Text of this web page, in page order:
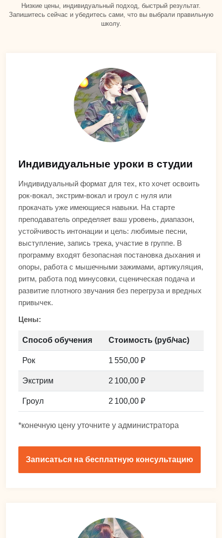
Низкие цены, индивидуальный подход, быстрый результат.
Запишитесь сейчас и убедитесь сами, что вы выбрали правильную
школу.
Индивидуальные уроки в студии
Индивидуальный формат для тех, кто хочет освоить
рок-вокал, экстрим-вокал и гроул с нуля или
прокачать уже имеющиеся навыки. На старте
преподаватель определяет ваш уровень, диапазон,
устойчивость интонации и цель: любимые песни,
выступление, запись трека, участие в группе. В
программу входят безопасная постановка дыхания и
опоры, работа с мышечными зажимами, артикуляция,
ритм, работа под минусовки, сценическая подача и
развитие плотного звучания без перегруза и вредных
привычек.
Цены:
Способ обучения Стоимость (руб/час)
Рок 1 550,00 ₽
Экстрим 2 100,00 ₽
Гроул 2 100,00 ₽
*конечную цену уточните у администратора
Записаться на бесплатную консультацию